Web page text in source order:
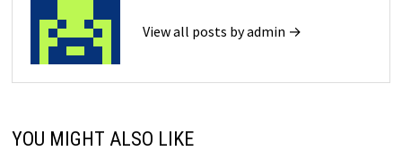
View all posts by admin →
YOU MIGHT ALSO LIKE